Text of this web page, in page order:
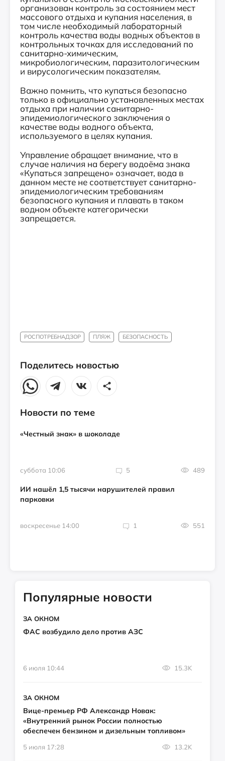
организован контроль за состоянием мест
массового отдыха и купания населения, в
том числе необходимый лабораторный
контроль качества воды водных объектов в
контрольных точках для исследований по
санитарно-химическим,
микробиологическим, паразитологическим
и вирусологическим показателям.
Важно помнить, что купаться безопасно
только в официально установленных местах
отдыха при наличии санитарно-
эпидемиологического заключения о
качестве воды водного объекта,
используемого в целях купания.
Управление обращает внимание, что в
случае наличия на берегу водоёма знака
«Купаться запрещено» означает, вода в
данном месте не соответствует санитарно-
эпидемиологическим требованиям
безопасного купания и плавать в таком
водном объекте категорически
запрещается.
РОСПОТРЕБНАДЗОР ПЛЯЖ БЕЗОПАСНОСТЬ
Поделитесь новостью
Новости по теме
«Честный знак» в шоколаде
суббота 10:06 5 489
ИИ нашёл 1,5 тысячи нарушителей правил
парковки
воскресенье 14:00 1 551
Популярные новости
ЗА ОКНОМ
ФАС возбудило дело против АЗС
6 июля 10:44 15.3K
ЗА ОКНОМ
Вице-премьер РФ Александр Новак:
«Внутренний рынок России полностью
обеспечен бензином и дизельным топливом»
5 июля 17:28 13.2K